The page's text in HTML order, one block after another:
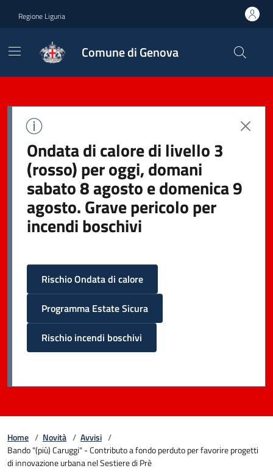
Regione Liguria
Comune di Genova
Ondata di calore di livello 3
(rosso) per oggi, domani
sabato 8 agosto e domenica 9
agosto. Grave pericolo per
incendi boschivi
Rischio Ondata di calore
Programma Estate Sicura
Rischio incendi boschivi
Home / Novità / Avvisi /
Bando "(più) Caruggi" - Contributo a fondo perduto per favorire progetti
di innovazione urbana nel Sestiere di Prè